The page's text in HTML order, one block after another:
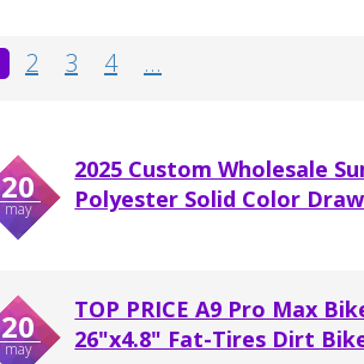
2 3 4 ...
20
may
2025 Custom Wholesale
Polyester Solid Color
20
may
TOP PRICE A9 Pro Max
26"x4.8" Fat-Tires Dirt